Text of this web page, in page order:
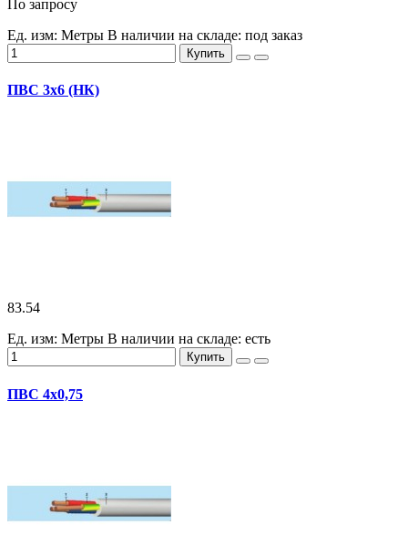
По запросу
Ед. изм: Метры В наличии на складе: под заказ
Купить
ПВС 3х6 (НК)
83.54
Ед. изм: Метры В наличии на складе: есть
Купить
ПВС 4х0,75